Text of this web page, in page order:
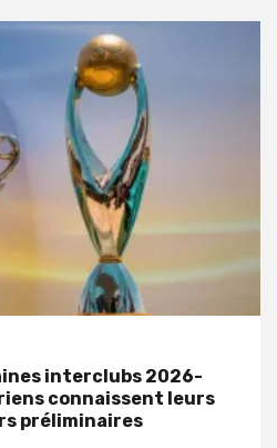
interclubs 2026-
connaissent leurs
préliminaires